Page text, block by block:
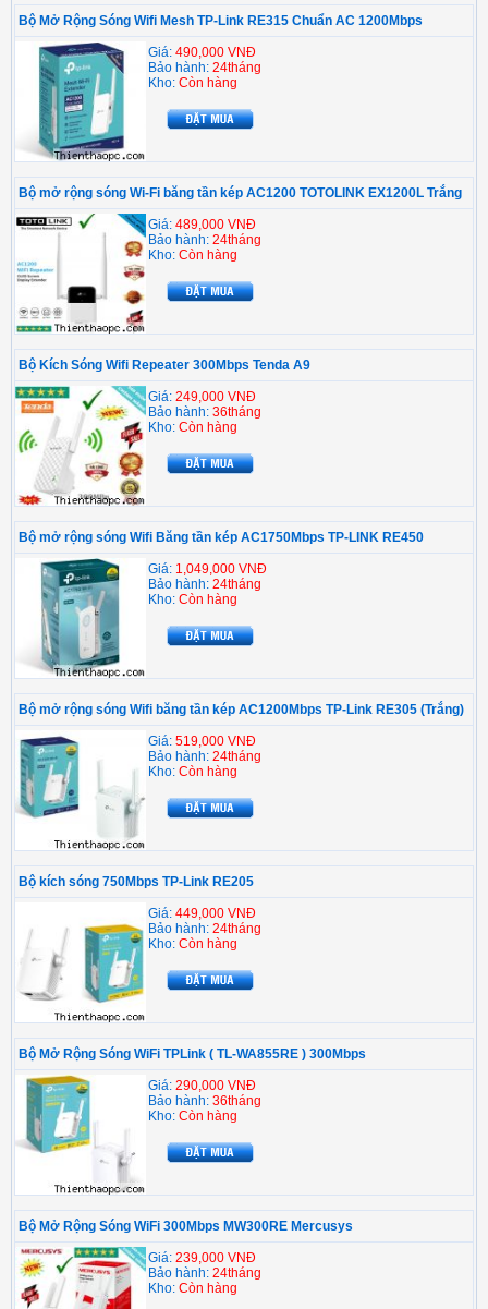
Bộ Mở Rộng Sóng Wifi Mesh TP-Link RE315 Chuẩn AC 1200Mbps
Giá: 490,000 VNĐ
Bảo hành: 24tháng
Kho: Còn hàng
Bộ mở rộng sóng Wi-Fi băng tần kép AC1200 TOTOLINK EX1200L Trắng
Giá: 489,000 VNĐ
Bảo hành: 24tháng
Kho: Còn hàng
Bộ Kích Sóng Wifi Repeater 300Mbps Tenda A9
Giá: 249,000 VNĐ
Bảo hành: 36tháng
Kho: Còn hàng
Bộ mở rộng sóng Wifi Băng tần kép AC1750Mbps TP-LINK RE450
Giá: 1,049,000 VNĐ
Bảo hành: 24tháng
Kho: Còn hàng
Bộ mở rộng sóng Wifi băng tần kép AC1200Mbps TP-Link RE305 (Trắng)
Giá: 519,000 VNĐ
Bảo hành: 24tháng
Kho: Còn hàng
Bộ kích sóng 750Mbps TP-Link RE205
Giá: 449,000 VNĐ
Bảo hành: 24tháng
Kho: Còn hàng
Bộ Mở Rộng Sóng WiFi TPLink ( TL-WA855RE ) 300Mbps
Giá: 290,000 VNĐ
Bảo hành: 36tháng
Kho: Còn hàng
Bộ Mở Rộng Sóng WiFi 300Mbps MW300RE Mercusys
Giá: 239,000 VNĐ
Bảo hành: 24tháng
Kho: Còn hàng